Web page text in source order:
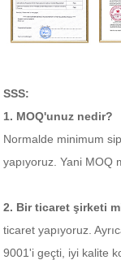
SSS:
1. MOQ'unuz nedir?
Normalde minimum
yapıyoruz. Yani MOQ
2. Bir ticaret şirketi
ticaret yapıyoruz.
9001'i geçti, iyi kalite